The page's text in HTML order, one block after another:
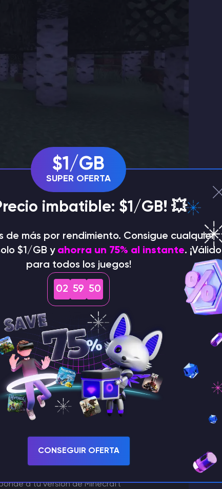
de recursosen Minecraft Bedrock
y descárgalo (archivo).
a tu versión de Minecraft
$1/GB
SUPER OFERTA
imbatible: $1/GB! 💥
de más por rendimiento. Consigue cualquier
$1/GB y ahorra un 75% al instante. ¡Válido
para todos los juegos!
02 59 49
CONSEGUIR OFERTA